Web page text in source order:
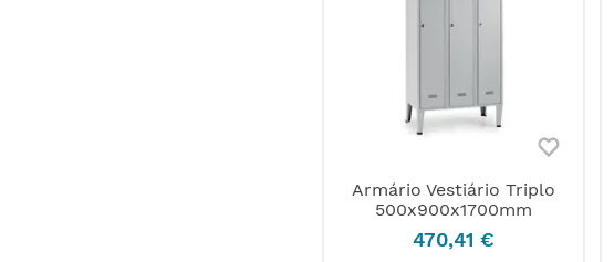
Armário Vestiário Triplo
500x900x1700mm
470,41 €